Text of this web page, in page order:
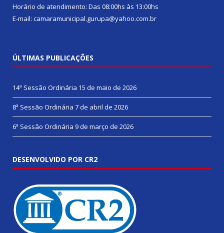
Horário de atendimento: Das 08:00hs às 13:00hs
E-mail: camaramunicipal.gurupa@yahoo.com.br
ÚLTIMAS PUBLICAÇÕES
14ª Sessão Ordinária 15 de maio de 2026
8ª Sessão Ordinária 7 de abril de 2026
6ª Sessão Ordinária 9 de março de 2026
DESENVOLVIDO POR CR2